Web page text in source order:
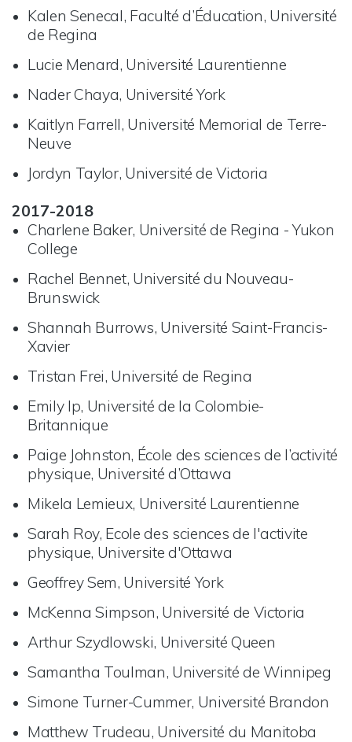
Kalen Senecal, Faculté d’Éducation, Université
de Regina
Lucie Menard, Université Laurentienne
Nader Chaya, Université York
Kaitlyn Farrell, Université Memorial de Terre-
Neuve
Jordyn Taylor, Université de Victoria
2017-2018
Charlene Baker, Université de Regina - Yukon
College
Rachel Bennet, Université du Nouveau-
Brunswick
Shannah Burrows, Université Saint-Francis-
Xavier
Tristan Frei, Université de Regina
Emily Ip, Université de la Colombie-
Britannique
Paige Johnston, École des sciences de l’activité
physique, Université d’Ottawa
Mikela Lemieux, Université Laurentienne
Sarah Roy, Ecole des sciences de l'activite
physique, Universite d'Ottawa
Geoffrey Sem, Université York
McKenna Simpson, Université de Victoria
Arthur Szydlowski, Université Queen
Samantha Toulman, Université de Winnipeg
Simone Turner-Cummer, Université Brandon
Matthew Trudeau, Université du Manitoba